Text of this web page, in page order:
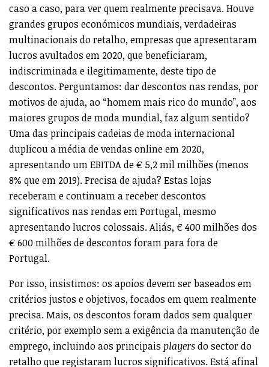
caso a caso, para ver quem realmente precisava. Houve
grandes grupos económicos mundiais, verdadeiras
multinacionais do retalho, empresas que apresentaram
lucros avultados em 2020, que beneficiaram,
indiscriminada e ilegitimamente, deste tipo de
descontos. Perguntamos: dar descontos nas rendas, por
motivos de ajuda, ao “homem mais rico do mundo”, aos
maiores grupos de moda mundial, faz algum sentido?
Uma das principais cadeias de moda internacional
duplicou a média de vendas online em 2020,
apresentando um EBITDA de € 5,2 mil milhões (menos
8% que em 2019). Precisa de ajuda? Estas lojas
receberam e continuam a receber descontos
significativos nas rendas em Portugal, mesmo
apresentando lucros colossais. Aliás, € 400 milhões dos
€ 600 milhões de descontos foram para fora de
Portugal.
Por isso, insistimos: os apoios devem ser baseados em
critérios justos e objetivos, focados em quem realmente
precisa. Mais, os descontos foram dados sem qualquer
critério, por exemplo sem a exigência da manutenção de
emprego, incluindo aos principais playersdo sector do
retalho que registaram lucros significativos. Está afinal